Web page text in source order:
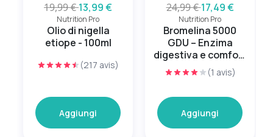
19,99 €13,99 €
Nutrition Pro
Olio di nigella
etiope - 100ml
(217 avis)
Aggiungi
24,99 €17,49 €
Nutrition Pro
Bromelina 5000
GDU – Enzima
digestiva e comfort
articolare(1 avis)
Aggiungi